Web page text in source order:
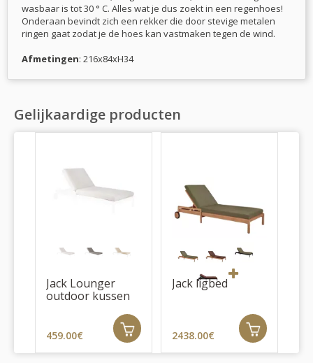
wasbaar is tot 30 ° C. Alles wat je dus zoekt in een regenhoes!
Onderaan bevindt zich een rekker die door stevige metalen
ringen gaat zodat je de hoes kan vastmaken tegen de wind.
Afmetingen: 216x84xH34
Gelijkaardige producten
Jack Lounger
outdoor kussen
459.00€
Jack ligbed
2438.00€